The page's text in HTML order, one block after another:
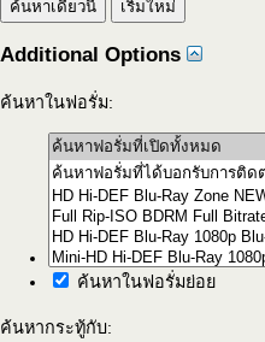
Additional Options
ค้นหาในฟอรั่ม:
ค้นหาในฟอรั่มย่อย
ค้นหากระทู้กับ: